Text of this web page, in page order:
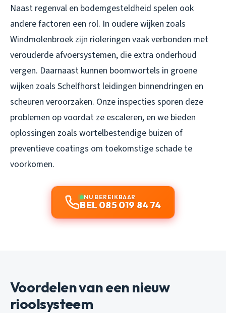
Naast regenval en bodemgesteldheid spelen ook
andere factoren een rol. In oudere wijken zoals
Windmolenbroek zijn rioleringen vaak verbonden met
verouderde afvoersystemen, die extra onderhoud
vergen. Daarnaast kunnen boomwortels in groene
wijken zoals Schelfhorst leidingen binnendringen en
scheuren veroorzaken. Onze inspecties sporen deze
problemen op voordat ze escaleren, en we bieden
oplossingen zoals wortelbestendige buizen of
preventieve coatings om toekomstige schade te
voorkomen.
NU BEREIKBAAR
BEL 085 019 84 74
Voordelen van een nieuw
rioolsysteem